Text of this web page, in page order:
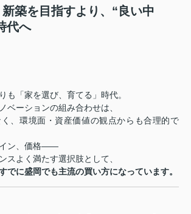
築を目指すより、“良い中
代へ
も「家を選び、育てる」時代。
ベーションの組み合わせは、
、環境面・資産価値の観点からも合理的で
イン、価格――
スよく満たす選択肢として、
でに盛岡でも主流の買い方になっています。